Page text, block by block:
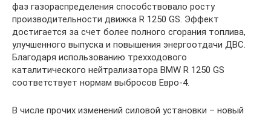
фаз газораспределения способствовало росту
производительности движка R 1250 GS. Эффект
достигается за счет более полного сгорания топлива,
улучшенного выпуска и повышения энергоотдачи ДВС.
Благодаря использованию трехходового
каталитического нейтрализатора BMW R 1250 GS
соответствует нормам выбросов Евро-4.
В числе прочих изменений силовой установки – новый